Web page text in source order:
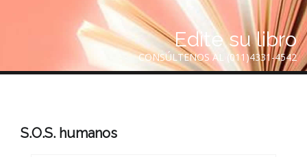
Edite su libro
CONSÚLTENOS AL (011)4331-4542
S.O.S. humanos